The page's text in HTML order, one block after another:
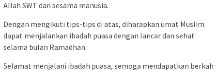
Allah SWT dan sesama manusia.
Dengan mengikuti tips-tips di atas, diharapkan umat Muslim
dapat menjalankan ibadah puasa dengan lancar dan sehat
selama bulan Ramadhan.
Selamat menjalani ibadah puasa, semoga mendapatkan berkah